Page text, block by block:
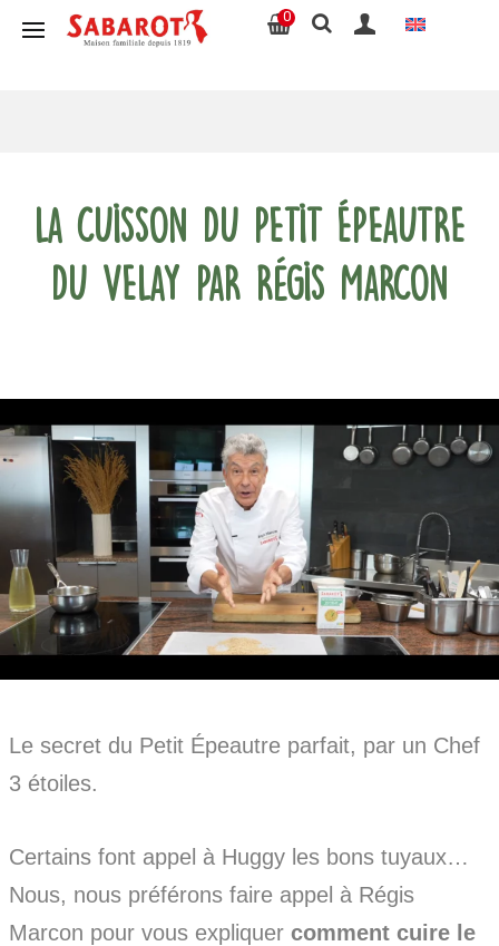
0
La cuisson du Petit Épeautre
du Velay par Régis Marcon
Le secret du Petit Épeautre parfait, par un Chef
3 étoiles.
Certains font appel à Huggy les bons tuyaux…
Nous, nous préférons faire appel à Régis
Marcon pour vous expliquer comment cuire le